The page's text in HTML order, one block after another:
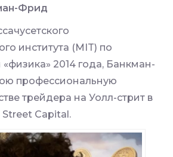
Фрид
института (MIT) по
«физика» 2014 года, Банкман-
профессиональную
трейдера на Уолл-стрит в
Capital.